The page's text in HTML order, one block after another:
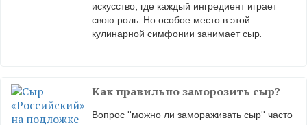
искусство, где каждый ингредиент играет
свою роль. Но особое место в этой
кулинарной симфонии занимает сыр.
Как правильно заморозить сыр?
Вопрос "можно ли замораживать сыр" часто